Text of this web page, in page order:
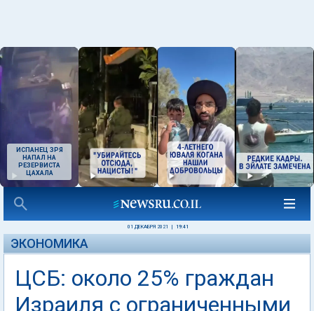
ИСПАНЕЦ ЗРЯ
НАПАЛ НА
РЕЗЕРВИСТА
ЦАХАЛА
01 ДЕКАБРЯ 2021 19:41
ЭКОНОМИКА
ЦСБ: около 25% граждан
Израиля с ограниченными